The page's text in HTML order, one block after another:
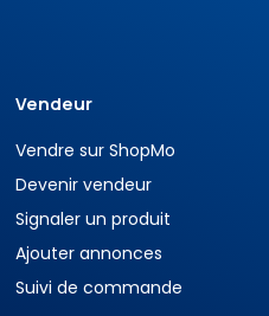
Vendeur
Vendre sur ShopMo
Devenir vendeur
Signaler un produit
Ajouter annonces
Suivi de commande